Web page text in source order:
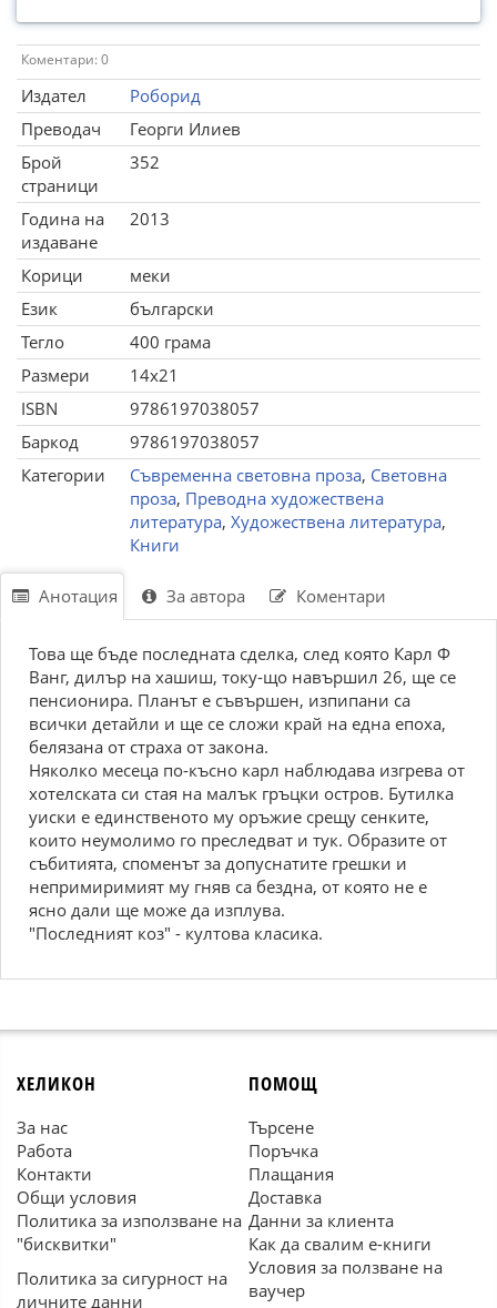
Коментари: 0
Издател
Роборид
Преводач
Георги Илиев
Брой
страници
352
Година на
издаване
2013
Корици
меки
Език
български
Тегло
400 грама
Размери
14x21
ISBN
9786197038057
Баркод
9786197038057
Категории
Съвременна световна проза, Световна
проза, Преводна художествена
литература, Художествена литература,
Книги
Анотация За автора Коментари
Това ще бъде последната сделка, след която Карл Ф
Ванг, дилър на хашиш, току-що навършил 26, ще се
пенсионира. Планът е съвършен, изпипани са
всички детайли и ще се сложи край на една епоха,
белязана от страха от закона.
Няколко месеца по-късно карл наблюдава изгрева от
хотелската си стая на малък гръцки остров. Бутилка
уиски е единственото му оръжие срещу сенките,
които неумолимо го преследват и тук. Образите от
събитията, споменът за допуснатите грешки и
непримиримият му гняв са бездна, от която не е
ясно дали ще може да изплува.
"Последният коз" - култова класика.
ХЕЛИКОН
За нас
Работа
Контакти
Общи условия
Политика за използване на
"бисквитки"
Политика за сигурност на
личните данни
ПОМОЩ
Търсене
Поръчка
Плащания
Доставка
Данни за клиента
Как да свалим е-книги
Условия за ползване на
ваучер